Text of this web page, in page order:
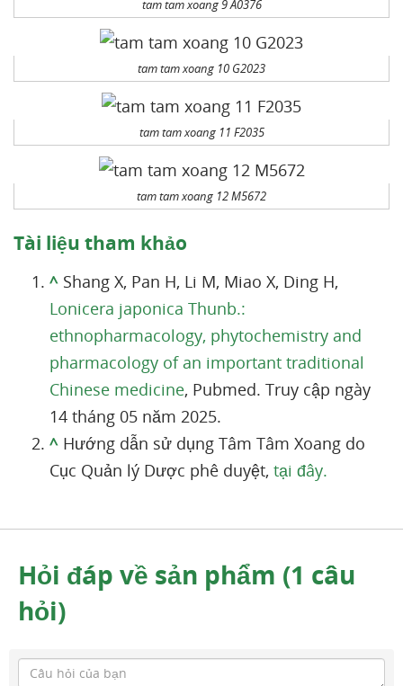
tam tam xoang 9 A0376
tam tam xoang 10 G2023
tam tam xoang 11 F2035
tam tam xoang 12 M5672
Tài liệu tham khảo
^ Shang X, Pan H, Li M, Miao X, Ding H,
Lonicera japonica Thunb.:
ethnopharmacology, phytochemistry and
pharmacology of an important traditional
Chinese medicine, Pubmed. Truy cập ngày
14 tháng 05 năm 2025.
^ Hướng dẫn sử dụng Tâm Tâm Xoang do
Cục Quản lý Dược phê duyệt, tại đây.
Hỏi đáp về sản phẩm (1 câu
hỏi)